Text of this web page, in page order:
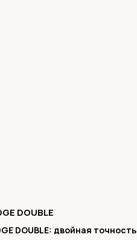
DOUBLE
DOUBLE: двойная точность